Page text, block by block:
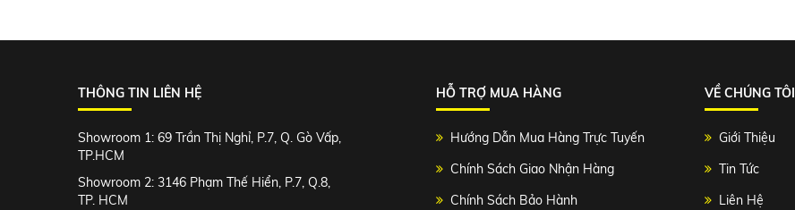
THÔNG TIN LIÊN HỆ
Showroom 1: 69 Trần Thị Nghỉ, P.7, Q. Gò Vấp,
TP.HCM
Showroom 2: 3146 Phạm Thế Hiển, P.7, Q.8,
TP. HCM
HỖ TRỢ MUA HÀNG
Hướng Dẫn Mua Hàng Trực Tuyến
Chính Sách Giao Nhận Hàng
Chính Sách Bảo Hành
VỀ CHÚNG TÔI
Giới Thiệu
Tin Tức
Liên Hệ